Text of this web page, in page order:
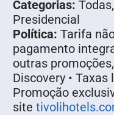
Categorias:
Presidencial
Política: Tarifa
pagamento
outras
Discovery •
Promoção
site